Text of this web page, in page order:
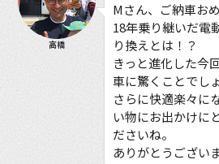
高橋
Mさん、ご納車お
18年乗り継いだ電
り換えとは！？
きっと進化した今
車に驚くことでし
さらに快適楽々に
い物にお出かけに
ださいね。
ありがとうござい